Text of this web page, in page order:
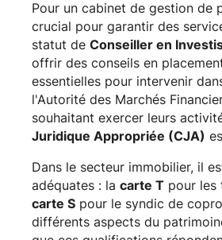
Pour un cabinet de gestion de
crucial pour garantir des
statut de Conseiller en
offrir des conseils en
essentielles pour intervenir
l'Autorité des Marchés
souhaitant exercer leurs
Juridique Appropriée (CJA)
Dans le secteur immobilier, il
adéquates : la carte Tpour les
carte Spour le syndic de
différents aspects du